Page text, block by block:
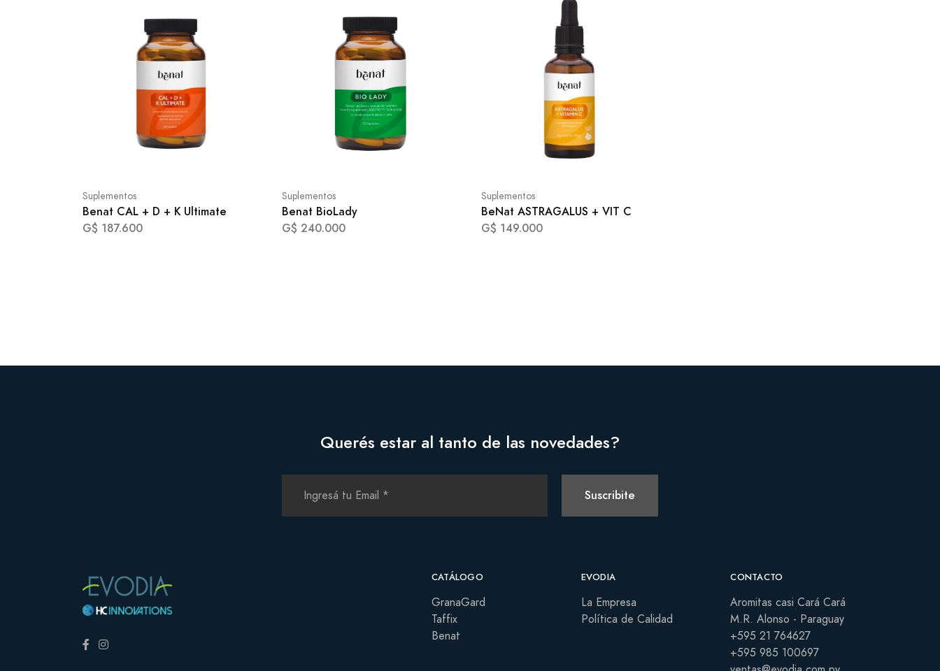
Suplementos
Benat CAL + D + K Ultimate
G$ 187.600
Suplementos
Benat BioLady
G$ 240.000
Suplementos
BeNat ASTRAGALUS + VIT C
G$ 149.000
Querés estar al tanto de las novedades?
Suscribite
CATÁLOGO
GranaGard
Taffix
Benat
EVODIA
La Empresa
Política de Calidad
CONTACTO
Aromitas casi Cará Cará
M.R. Alonso - Paraguay
+595 21 764627
+595 985 100697